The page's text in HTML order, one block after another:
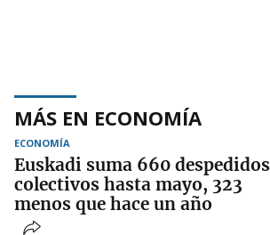
MÁS EN ECONOMÍA
ECONOMÍA
Euskadi suma 660 despedidos
colectivos hasta mayo, 323
menos que hace un año